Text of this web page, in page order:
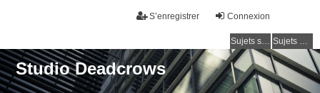
Connexion
S’enregistrer
Sujets sans réponse Sujets actifs
Studio Deadcrows